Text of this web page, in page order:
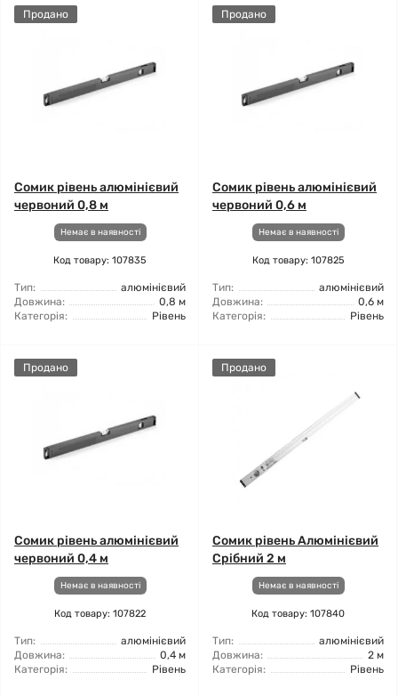
Продано
Сомик рівень алюмінієвий
червоний 0,8 м
Немає в наявності
Код товару: 107835
Тип:
алюмінієвий
Довжина:
0,8 м
Категорія:
Рівень
Продано
Сомик рівень алюмінієвий
червоний 0,6 м
Немає в наявності
Код товару: 107825
Тип:
алюмінієвий
Довжина:
0,6 м
Категорія:
Рівень
Продано
Сомик рівень алюмінієвий
червоний 0,4 м
Немає в наявності
Код товару: 107822
Тип:
алюмінієвий
Довжина:
0,4 м
Категорія:
Рівень
Продано
Сомик рівень Алюмінієвий
Срібний 2 м
Немає в наявності
Код товару: 107840
Тип:
алюмінієвий
Довжина:
2 м
Категорія:
Рівень